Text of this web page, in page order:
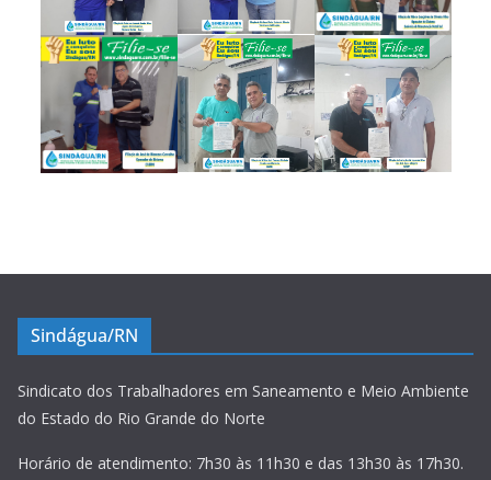
Sindágua/RN
Sindicato dos Trabalhadores em Saneamento e Meio Ambiente
do Estado do Rio Grande do Norte
Horário de atendimento: 7h30 às 11h30 e das 13h30 às 17h30.